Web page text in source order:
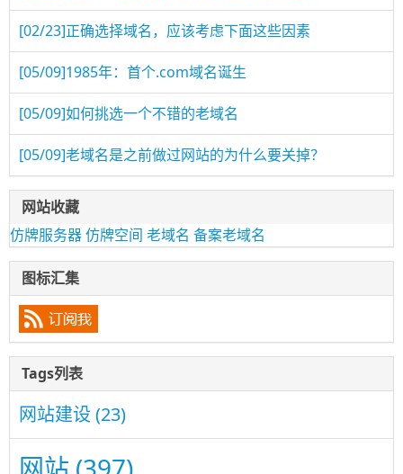
[02/23]正确选择域名，应该考虑下面这些因素
[05/09]1985年：首个.com域名诞生
[05/09]如何挑选一个不错的老域名
[05/09]老域名是之前做过网站的为什么要关掉？
网站收藏
仿牌服务器仿牌空间 老域名 备案老域名
图标汇集
Tags列表
网站建设 (23)